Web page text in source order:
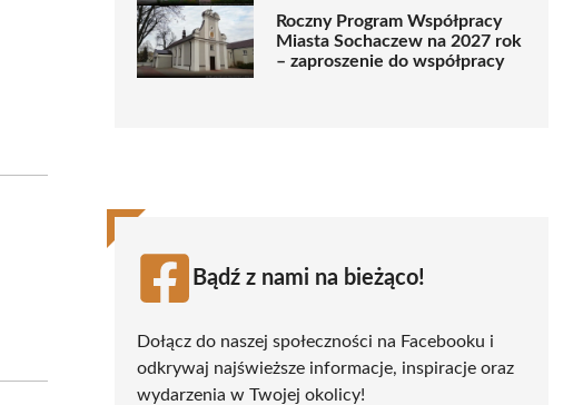
Roczny Program Współpracy
Miasta Sochaczew na 2027 rok
– zaproszenie do współpracy
Bądź z nami na bieżąco!
Dołącz do naszej społeczności na Facebooku i
odkrywaj najświeższe informacje, inspiracje oraz
wydarzenia w Twojej okolicy!